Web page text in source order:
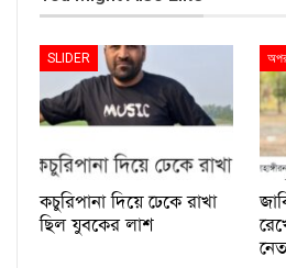
SLIDER
কচুরিপানা দিয়ে ঢেকে রাখা
ছিল যুবকের লাশ